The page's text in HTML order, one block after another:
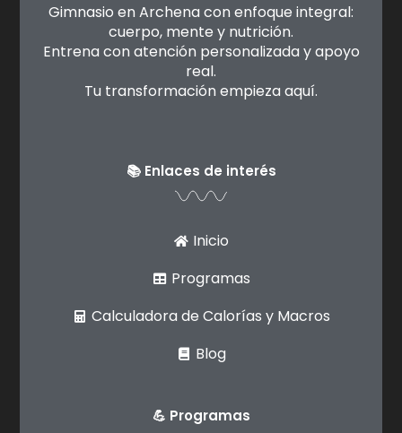
Gimnasio en Archena con enfoque integral:
cuerpo, mente y nutrición.
Entrena con atención personalizada y apoyo
real.
Tu transformación empieza aquí.
📚 Enlaces de interés
Inicio
Programas
Calculadora de Calorías y Macros
Blog
💪 Programas